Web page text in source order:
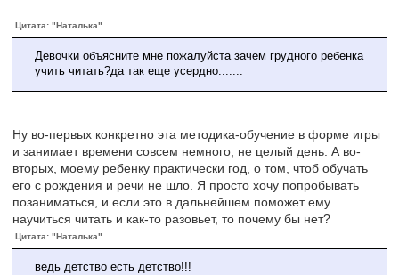
Цитата: "Наталька"
Девочки объясните мне пожалуйста зачем грудного ребенка
учить читать?да так еще усердно.......
Ну во-первых конкретно эта методика-обучение в форме игры
и занимает времени совсем немного, не целый день. А во-
вторых, моему ребенку практически год, о том, чтоб обучать
его с рождения и речи не шло. Я просто хочу попробывать
позаниматься, и если это в дальнейшем поможет ему
научиться читать и как-то разовьет, то почему бы нет?
Цитата: "Наталька"
ведь детство есть детство!!!